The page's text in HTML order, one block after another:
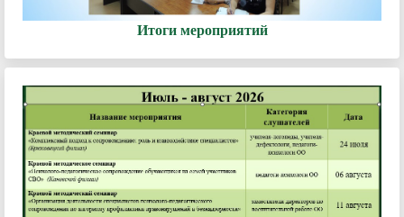
Итоги мероприятий